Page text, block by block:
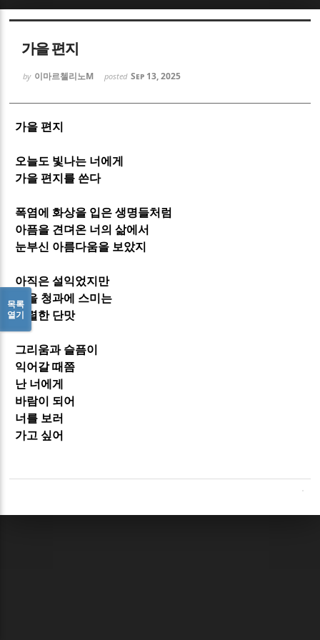
가을 편지
by 이마르첼리노M posted Sep 13, 2025
가을 편지
오늘도 빛나는 너에게
가을 편지를 쓴다
폭염에 화상을 입은 생명들처럼
아픔을 견뎌온 너의 삶에서
눈부신 아름다움을 보았지
아직은 설익었지만
가을 청과에 스미는
강렬한 단맛
그리움과 슬픔이
익어갈 때쯤
난 너에게
바람이 되어
너를 보러
가고 싶어
목록
열기
Sketchbook5, 스케치북5
Sketchbook5, 스케치북5
Sketchbook5, 스케치북5
Sketchbook5, 스케치북5